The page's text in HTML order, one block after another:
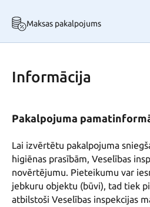
Maksas pakalpojums
Informācija
Pakalpojuma
Lai izvērtētu pakalpojuma
higiēnas prasībām, Veselības
novērtējumu. Pieteikumu var
jebkuru objektu (būvi), tad tiek
atbilstoši Veselības inspekcijas